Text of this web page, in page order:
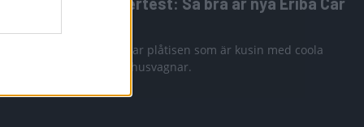
Vi testar plåtisen som är kusin med coola
Eriba husvagnar.